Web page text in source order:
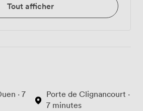
Tout afficher
· 7
Porte de Clignancourt ·
7 minutes